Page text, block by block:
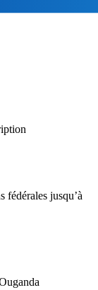
fédérales jusqu’à